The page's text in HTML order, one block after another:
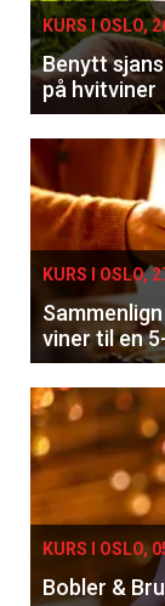
KURS I OSLO,
Benytt
på hvitviner
KURS I OSLO,
viner til en
KURS I OSLO,
Bobler &